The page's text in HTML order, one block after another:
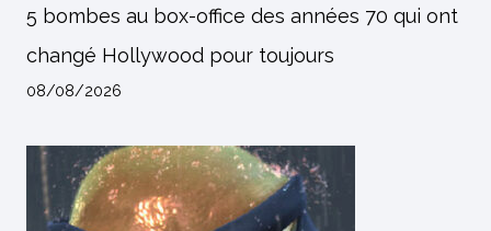
5 bombes au box-office des années 70 qui ont
changé Hollywood pour toujours
08/08/2026